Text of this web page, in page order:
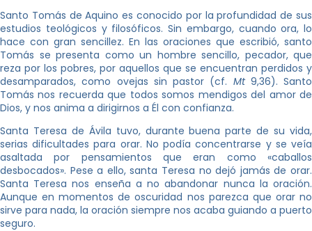
Santo Tomás de Aquino es conocido por la profundidad de sus
estudios teológicos y filosóficos. Sin embargo, cuando ora, lo
hace con gran sencillez. En las oraciones que escribió, santo
Tomás se presenta como un hombre sencillo, pecador, que
reza por los pobres, por aquellos que se encuentran perdidos y
desamparados, como ovejas sin pastor (cf. Mt 9,36). Santo
Tomás nos recuerda que todos somos mendigos del amor de
Dios, y nos anima a dirigirnos a Él con confianza.
Santa Teresa de Ávila tuvo, durante buena parte de su vida,
serias dificultades para orar. No podía concentrarse y se veía
asaltada por pensamientos que eran como «caballos
desbocados». Pese a ello, santa Teresa no dejó jamás de orar.
Santa Teresa nos enseña a no abandonar nunca la oración.
Aunque en momentos de oscuridad nos parezca que orar no
sirve para nada, la oración siempre nos acaba guiando a puerto
seguro.